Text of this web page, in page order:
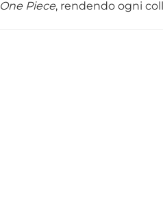
One Piece, rendendo ogni